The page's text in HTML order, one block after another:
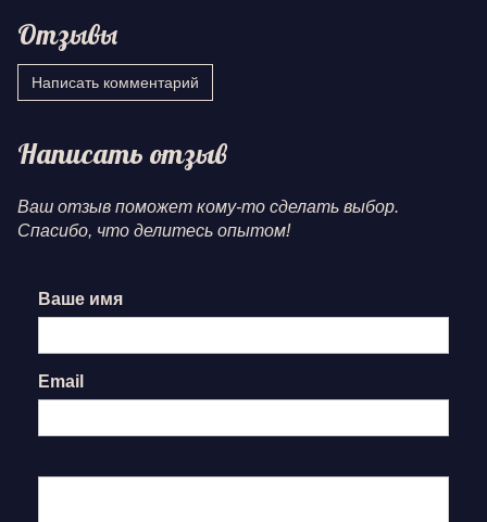
Отзывы
Написать комментарий
Написать отзыв
Ваш отзыв поможет кому-то сделать выбор.
Спасибо, что делитесь опытом!
Ваше имя
Email